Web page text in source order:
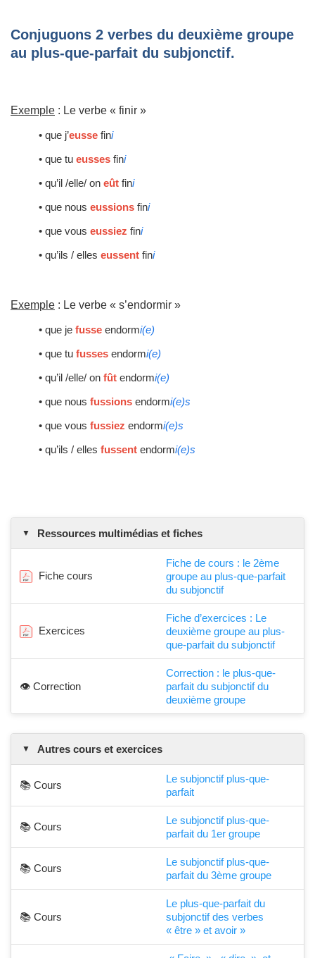
Conjuguons 2 verbes du deuxième groupe
au plus-que-parfait du subjonctif.
Exemple : Le verbe « finir »
• que j’eusse fini
• que tu eusses fini
• qu’il /elle/ on eût fini
• que nous eussions fini
• que vous eussiez fini
• qu’ils / elles eussent fini
Exemple : Le verbe « s’endormir »
• que je fusse endormi(e)
• que tu fusses endormi(e)
• qu’il /elle/ on fût endormi(e)
• que nous fussions endormi(e)s
• que vous fussiez endormi(e)s
• qu’ils / elles fussent endormi(e)s
Ressources multimédias et fiches
Fiche cours
Fiche de cours : le 2ème
groupe au plus-que-parfait
du subjonctif
Exercices
Fiche d’exercices : Le
deuxième groupe au plus-
que-parfait du subjonctif
👁️ Correction
Correction : le plus-que-
parfait du subjonctif du
deuxième groupe
Autres cours et exercices
📚 Cours
Le subjonctif plus-que-
parfait
📚 Cours
Le subjonctif plus-que-
parfait du 1er groupe
📚 Cours
Le subjonctif plus-que-
parfait du 3ème groupe
📚 Cours
Le plus-que-parfait du
subjonctif des verbes
« être » et avoir »